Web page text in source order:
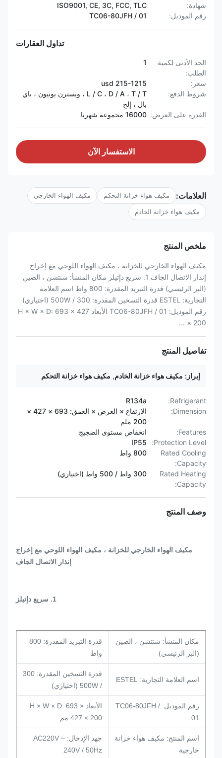
شهادة:
ISO9001, CE, 3C, FCC, TLC
رقم الموديل:
TC06-80JFH / 01
تداول العقارات
الحد الأدنى لكمية
الطلب:
1
سعر:
215-1215 usd
شروط الدفع:
L / C ، D / A ، T / T ، ويسترن يونيون ، باي
بال ، إلخ
القدرة على العرض: 16000 مجموعة شهريا
الاستفسار الآن
العلامات: مكيف هواء خزانة التحكم مكيف الهواء الخارجي
مكيف هواء خزانة الخادم
ملخص المنتج
مكيف الهواء الخارجي للخزانة ، مكيف الهواء اللوحي مع إخراج
إنذار الاتصال الجاف 1. سريع دإتيلز مكان المنشأ: شنتشن ، الصين
(البر الرئيسي) قدرة التبريد المقدرة: 800 واط اسم العلامة
التجارية: ESTEL قدرة التسخين المقدرة: 300 / 500W (اختياري)
رقم الموديل: TC06-80JFH / 01 الأبعاد H × W × D: 693 × 427
× 200 ...
تفاصيل المنتج
إبراز: مكيف هواء خزانة الخادم, مكيف هواء خزانة التحكم
Refrigerant:
R134a
Dimension:
الارتفاع × العرض × العمق: 693 × 427 ×
200 ملم
Features:
انخفاض مستوى الضجيج
Protection Level:
IP55
Rated Cooling
Capacity:
800 واط
Rated Heating
Capacity:
300 واط / 500 واط (اختياري)
وصف المنتج
مكيف الهواء الخارجي للخزانة ، مكيف الهواء اللوحي مع إخراج
إنذار الاتصال الجاف
1. سريع د إتيلز
مكان المنشأ: شنتشن ، الصين
(البر الرئيسي)
قدرة التبريد المقدرة: 800
واط
اسم العلامة التجارية: ESTEL
قدرة التسخين المقدرة: 300
/ 500W (اختياري)
رقم الموديل: TC06-80JFH /
01
الأبعاد H × W × D: 693 ×
427 × 200 مم
اسم المنتج: مكيف هواء خزانة
خارجية
جهد الإدخال: AC220V ~
240V / 50Hz